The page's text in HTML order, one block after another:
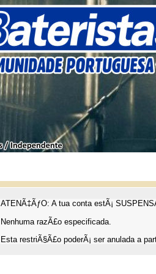
ATENÃ‡ÃƒO: A tua conta estÃ¡
Nenhuma razÃ£o especificada.
Esta restriÃ§Ã£o poderÃ¡ ser anulada a